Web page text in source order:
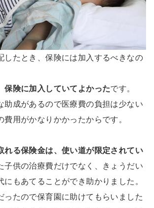
したとき、保険には加入するべきなの
保険に加入していてよかったです。
助成があるので医療費の負担は少ない
費用がかなりかかったからです。
れる保険金は、使い道が限定されてい
子供の治療費だけでなく、きょうだい
にもあてることができ助かりました。
ったので保育園に助けてもらいました